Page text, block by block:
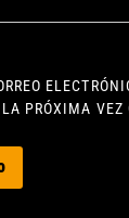
PRÓXIMA VEZ